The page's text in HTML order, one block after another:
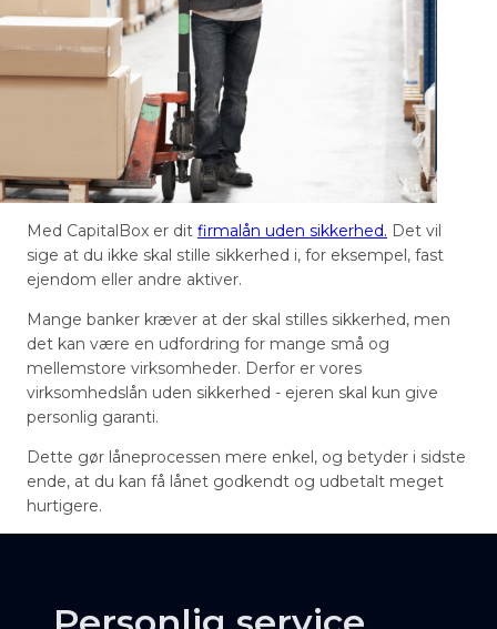
Med CapitalBox er dit firmalån uden sikkerhed. Det vil
sige at du ikke skal stille sikkerhed i, for eksempel, fast
ejendom eller andre aktiver.
Mange banker kræver at der skal stilles sikkerhed, men
det kan være en udfordring for mange små og
mellemstore virksomheder. Derfor er vores
virksomhedslån uden sikkerhed - ejeren skal kun give
personlig garanti.
Dette gør låneprocessen mere enkel, og betyder i sidste
ende, at du kan få lånet godkendt og udbetalt meget
hurtigere.